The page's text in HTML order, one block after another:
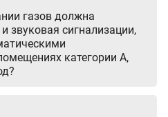
газов должна
звуковая сигнализации,
категории А,